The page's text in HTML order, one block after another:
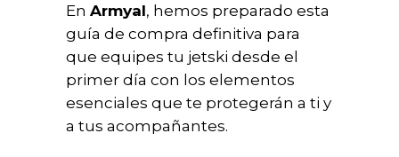
En Armyal, hemos preparado esta
guía de compra definitiva para
que equipes tu jetski desde el
primer día con los elementos
esenciales que te protegerán a ti y
a tus acompañantes.